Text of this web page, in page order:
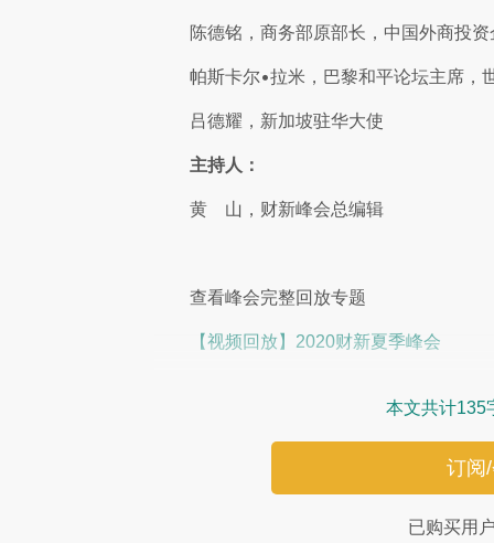
陈德铭，商务部原部长，中国外商投
帕斯卡尔•拉米，巴黎和平论坛主席，
吕德耀，新加坡驻华大使
主持人：
黄 山，财新峰会总编辑
查看峰会完整回放专题
【视频回放】2020财新夏季峰会
本文共计135
订阅
已购买用